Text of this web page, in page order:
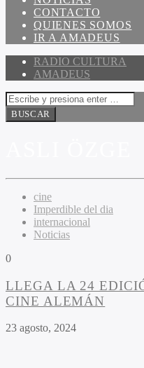
CONTACTO
QUIENES SOMOS
IR A AMADEUS
RADIO CULTURA
AMADEUS
cine
Imperdible del dia
internacional
Noticias
0
LLEGA LA 24
CINE ALEMÁN
23 agosto, 2024